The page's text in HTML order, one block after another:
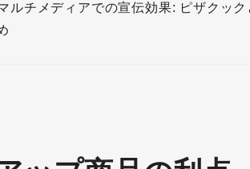
ルチメディアでの宣伝効果: ピザクッ